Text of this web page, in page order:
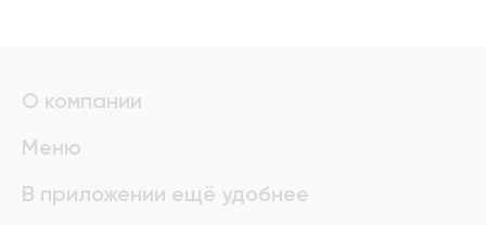
О компании
Меню
В приложении ещё удобнее